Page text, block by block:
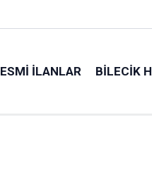
İLANLAR BILECIK